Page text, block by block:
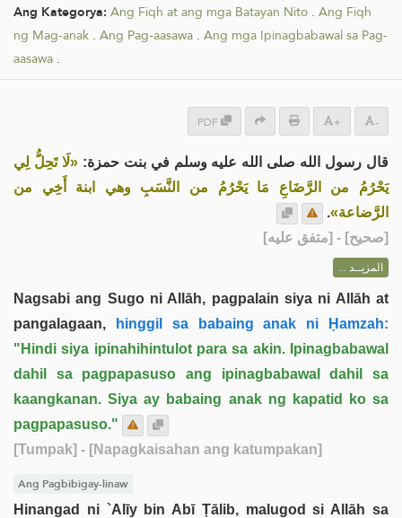
Ang Kategorya: Ang Fiqh at ang mga Batayan Nito . Ang Fiqh
ng Mag-anak . Ang Pag-aasawa . Ang mga Ipinagbabawal sa Pag-
aasawa .
PDF + -
قال رسول الله صلى الله عليه وسلم في بنت حمزة:«لَا تَحِلُّ لِي
يَحْرُمُ من الرَّضَاعِ مَا يَحْرُمُ من النَّسَبِ وهي ابنة أَخِي من
الرَّضاعة».
[صحيح] - [متفق عليه]
المزيــد ...
Nagsabi ang Sugo ni Allāh, pagpalain siya ni Allāh at
pangalagaan, hinggil sa babaing anak ni Ḥamzah:
"Hindi siya ipinahihintulot para sa akin. Ipinagbabawal
dahil sa pagpapasuso ang ipinagbabawal dahil sa
kaangkanan. Siya ay babaing anak ng kapatid ko sa
pagpapasuso."
[Tumpak] - [Napagkaisahan ang katumpakan]
Ang Pagbibigay-linaw
Hinangad ni `Alīy bin Abī Ṭālib, malugod si Allāh sa